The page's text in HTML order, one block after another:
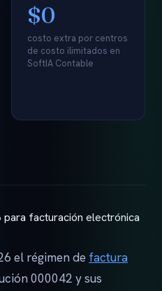
$0
costo extra por centros
de costo ilimitados en
SoftIA Contable
para facturación electrónica
el régimen de factura
000042 y sus